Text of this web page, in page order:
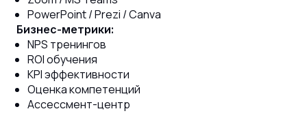
PowerPoint / Prezi / Canva
Бизнес-метрики:
NPS тренингов
ROI обучения
KPI эффективности
Оценка компетенций
Ассессмент-центр